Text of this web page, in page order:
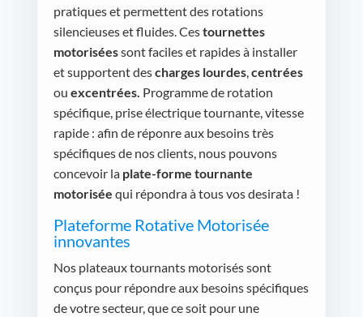
pratiques et permettent des rotations
silencieuses et fluides. Cestournettes
motoriséessont faciles et rapides à installer
et supportent descharges lourdes,centrées
ou excentrées. Programme de rotation
spécifique, prise électrique tournante, vitesse
rapide : afin de réponre aux besoins très
spécifiques de nos clients, nous pouvons
concevoir la plate-forme tournante
motorisée qui répondra à tous vos desirata !
Plateforme Rotative Motorisée
innovantes
Nos plateaux tournants motorisés sont
conçus pour répondre aux besoins spécifiques
de votre secteur, que ce soit pour une